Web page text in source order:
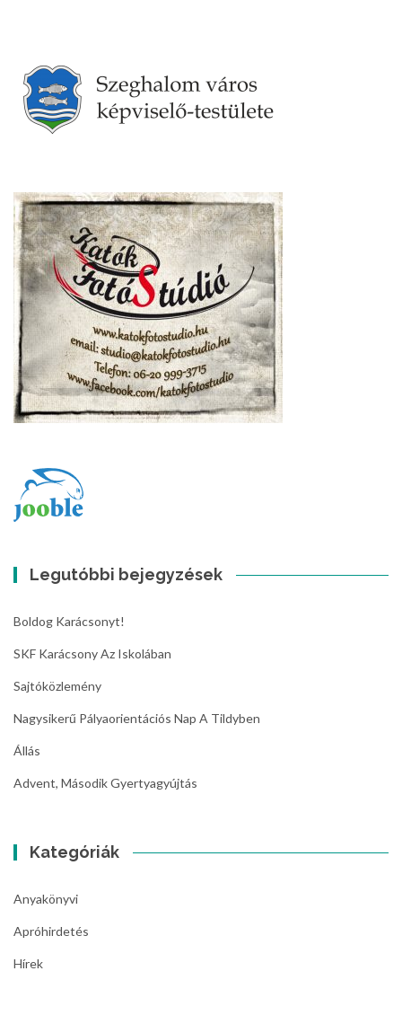
Legutóbbi bejegyzések
Boldog Karácsonyt!
SKF Karácsony Az Iskolában
Sajtóközlemény
Nagysikerű Pályaorientációs Nap A Tildyben
Állás
Advent, Második Gyertyagyújtás
Kategóriák
Anyakönyvi
Apróhirdetés
Hírek